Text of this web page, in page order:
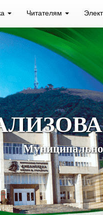
Читателям